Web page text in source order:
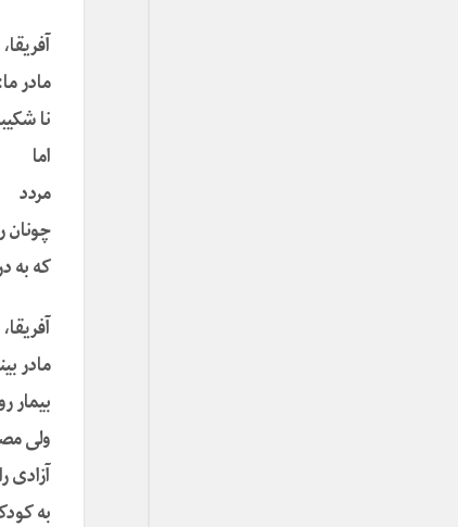
آفریقا،
مادر ما:
نا
اما
مردد
چونان
که به
آفریقا،
مادر
بیمار
ولی
آزادی را
به